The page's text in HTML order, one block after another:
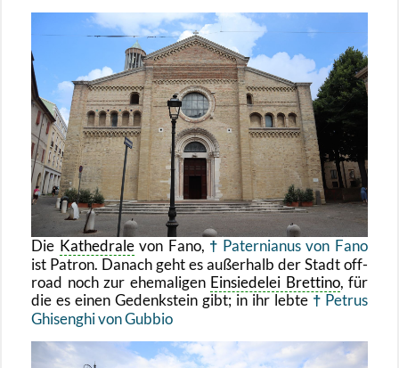
Die Ka­the­dra­levon Fano,
Pa­ter­nia­nus von Fano
ist Pa­tron. Da­nach geht es au­ßer­halb der Stadt off­
road noch zur ehe­ma­li­gen Ein­sie­de­lei Bret­ti­no, für
die es einen Ge­denk­stein gibt; in ihr lebte
Pe­trus
Ghisenghi von Gub­bio